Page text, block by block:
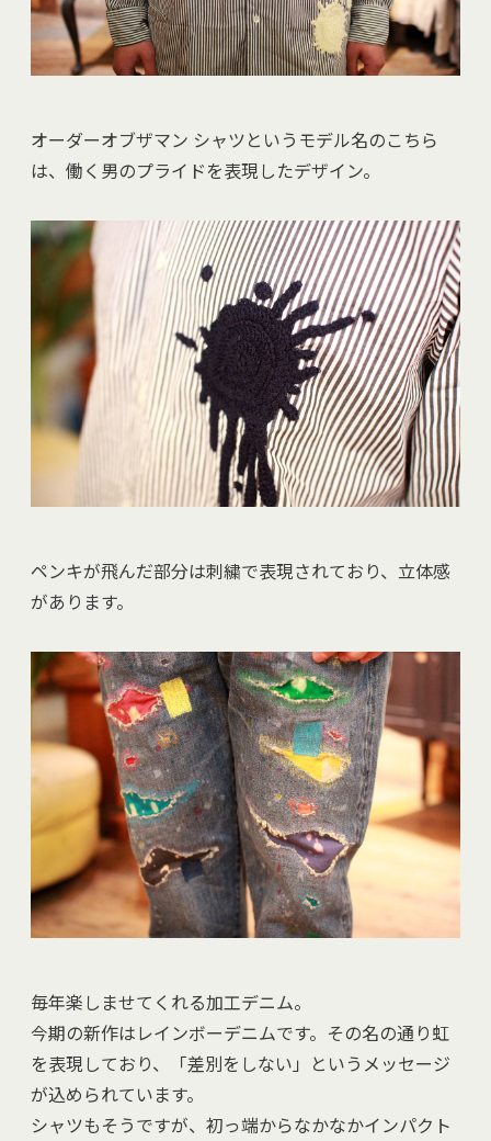
オーダーオブザマン シャツというモデル名のこちら
は、働く男のプライドを表現したデザイン。
ペンキが飛んだ部分は刺繍で表現されており、立体感
があります。
毎年楽しませてくれる加工デニム。
今期の新作はレインボーデニムです。その名の通り虹
を表現しており、「差別をしない」というメッセージ
が込められています。
シャツもそうですが、初っ端からなかなかインパクト